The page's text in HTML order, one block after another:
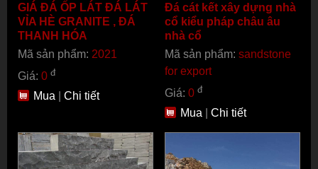
GIÁ ĐÁ ỐP LÁT ĐÁ LÁT
VỈA HÈ GRANITE , ĐÁ
THANH HÓA
Mã sản phẩm: 2021
Giá: 0 đ
Mua Chi tiết
Đá cát kết xây dựng nhà
cổ kiểu pháp châu âu
nhà cổ
Mã sản phẩm: sandstone
for export
Giá: 0 đ
Mua Chi tiết